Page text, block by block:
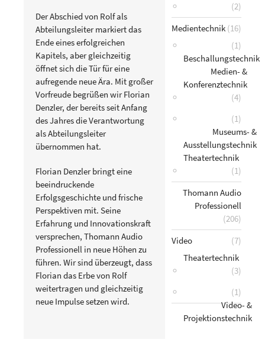
Der Abschied von Rolf als
Abteilungsleiter markiert das
Ende eines erfolgreichen
Kapitels, aber gleichzeitig
öffnet sich die Tür für eine
aufregende neue Ära. Mit großer
Vorfreude begrüßen wir Florian
Denzler, der bereits seit Anfang
des Jahres die Verantwortung
als Abteilungsleiter
übernommen hat.
Florian Denzler bringt eine
beeindruckende
Erfolgsgeschichte und frische
Perspektiven mit. Seine
Erfahrung und Innovationskraft
versprechen, Thomann Audio
Professionell in neue Höhen zu
führen. Wir sind überzeugt, dass
Florian das Erbe von Rolf
weitertragen und gleichzeitig
neue Impulse setzen wird.
(2)
Medientechnik (16)
Beschallungstechnik
(1)
Medien- &
Konferenztechnik
(4)
Museums- &
Ausstellungstechnik
(1)
Theatertechnik
(1)
Thomann Audio
Professionell
(206)
Video
(7)
Theatertechnik
(3)
Video- &
Projektionstechnik
(1)